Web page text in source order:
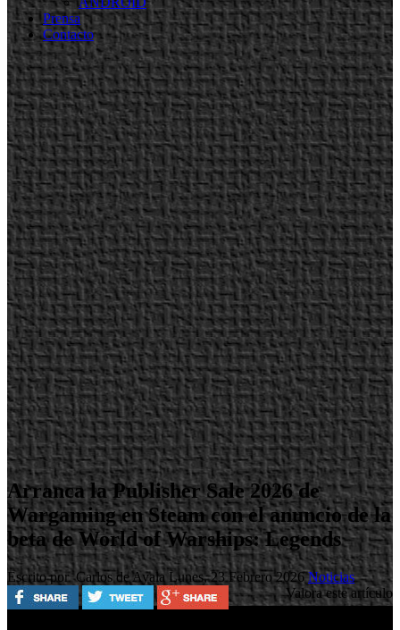
Prensa
Contacto
Arranca la Publisher Sale 2026 de
Wargaming en Steam con el anuncio de la
beta de World of Warships: Legends
Escrito por Carlos de Ayala Lunes, 23 Febrero 2026Noticias
Valora este artículo